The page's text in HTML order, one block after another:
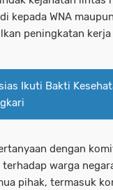
kepada WNA
peningkatan kerja
Ikuti Bakti
dengan
warga
pihak, termasuk